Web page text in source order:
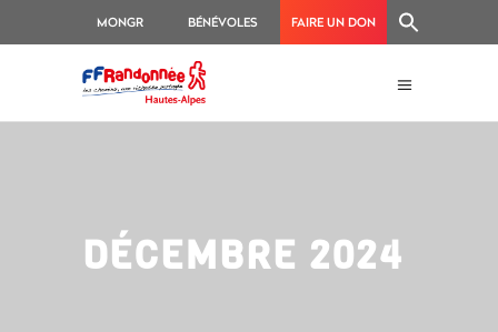
MONGR BÉNÉVOLES FAIRE UN DON
DÉCEMBRE 2024